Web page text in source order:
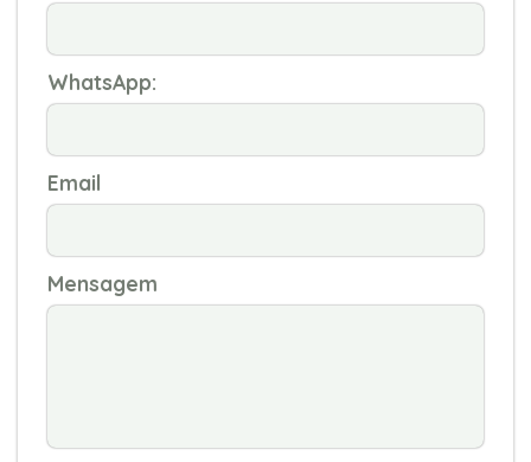
WhatsApp:
Email
Mensagem